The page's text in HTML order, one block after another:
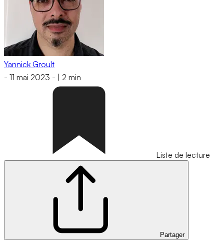
Yannick Groult
- 11 mai 2023 - 2 min
Liste de lecture
Partager